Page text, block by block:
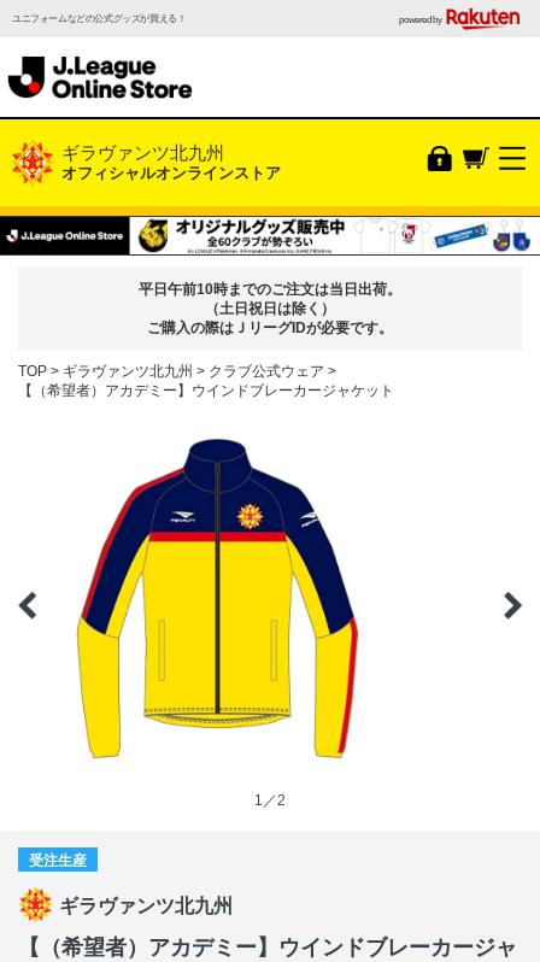
ユニフォームなどの公式グッズが買える！ powered by
ギラヴァンツ北九州
オフィシャルオンラインストア
平日午前10時までのご注文は当日出荷。
（土日祝日は除く）
ご購入の際はＪリーグIDが必要です。
TOP ギラヴァンツ北九州
クラブ公式ウェア
【（希望者）アカデミー】ウインドブレーカージャケット
1／2
受注生産
ギラヴァンツ北九州
【（希望者）アカデミー】ウインドブレーカージャ